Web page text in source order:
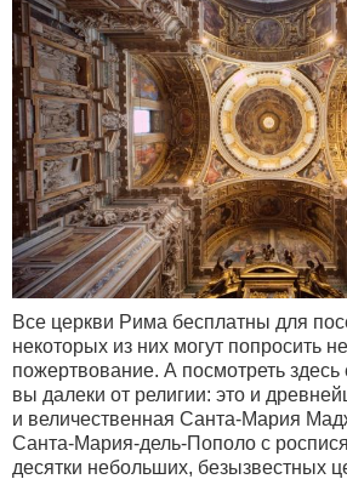
Все церкви Рима бесплатны для
некоторых из них могут попросить
пожертвование. А посмотреть здесь
вы далеки от религии: это и
и величественная Санта-Мария
Санта-Мария-дель-Пополо с
десятки небольших, безызвестных